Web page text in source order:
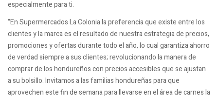
especialmente para ti.
“En Supermercados La Colonia la preferencia que existe entre los
clientes y la marca es el resultado de nuestra estrategia de precios,
promociones y ofertas durante todo el año, lo cual garantiza ahorro
de verdad siempre a sus clientes; revolucionando la manera de
comprar de los hondureños con precios accesibles que se ajustan
a su bolsillo. Invitamos a las familias hondureñas para que
aprovechen este fin de semana para llevarse en el área de carnes la